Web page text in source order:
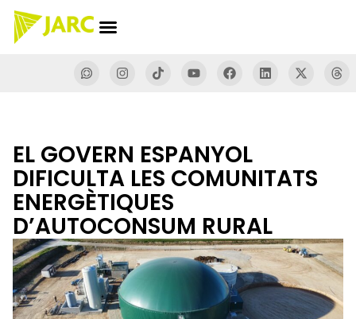
EL GOVERN ESPANYOL
DIFICULTA LES COMUNITATS
ENERGÈTIQUES
D’AUTOCONSUM RURAL